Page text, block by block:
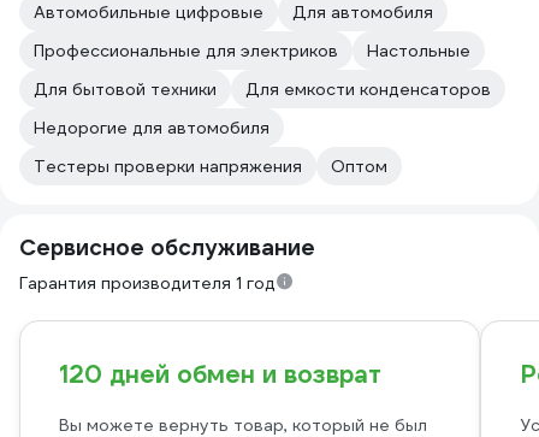
Автомобильные цифровые
Для автомобиля
Профессиональные для электриков
Настольные
Для бытовой техники
Для емкости конденсаторов
Недорогие для автомобиля
Тестеры проверки напряжения
Оптом
Сервисное обслуживание
Гарантия производителя 1 год
120 дней обмен и возврат
Вы можете вернуть товар, который не был